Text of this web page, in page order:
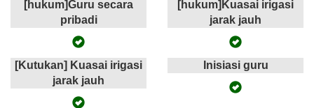
[hukum]Guru secara
pribadi
[hukum]Kuasai irigasi
jarak jauh
[Kutukan] Kuasai irigasi
jarak jauh
Inisiasi guru